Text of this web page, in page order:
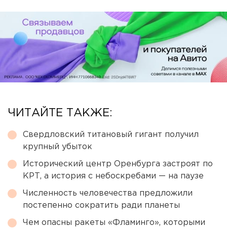
ЧИТАЙТЕ ТАКЖЕ:
Свердловский титановый гигант получил
крупный убыток
Исторический центр Оренбурга застроят по
КРТ, а история с небоскребами — на паузе
Численность человечества предложили
постепенно сократить ради планеты
Чем опасны ракеты «Фламинго», которыми